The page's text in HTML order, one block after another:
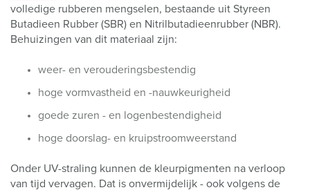
volledige rubberen mengselen, bestaande uit Styreen
Butadieen Rubber (SBR) en Nitrilbutadieenrubber (NBR).
Behuizingen van dit materiaal zijn:
weer- en verouderingsbestendig
hoge vormvastheid en -nauwkeurigheid
goede zuren - en logenbestendigheid
hoge doorslag- en kruipstroomweerstand
Onder UV-straling kunnen de kleurpigmenten na verloop
van tijd vervagen. Dat is onvermijdelijk - ook volgens de